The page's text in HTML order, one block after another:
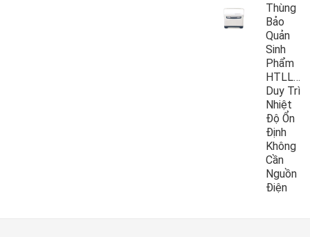
Thùng
Bảo
Quản
Sinh
Phẩm
Duy Trì
Nhiệt
Độ Ổn
Định
Không
Cần
Nguồn
Điện